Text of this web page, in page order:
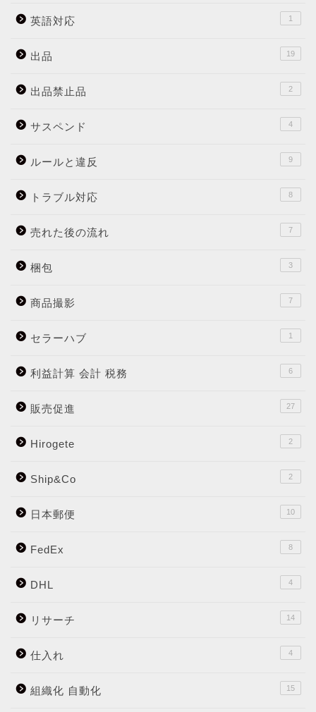
英語対応 1
出品 19
出品禁止品 2
サスペンド 4
ルールと違反 9
トラブル対応 8
売れた後の流れ 7
梱包 3
商品撮影 7
セラーハブ 1
利益計算 会計 税務 6
販売促進 27
Hirogete 2
Ship&Co 2
日本郵便 10
FedEx 8
DHL 4
リサーチ 14
仕入れ 4
組織化 自動化 15